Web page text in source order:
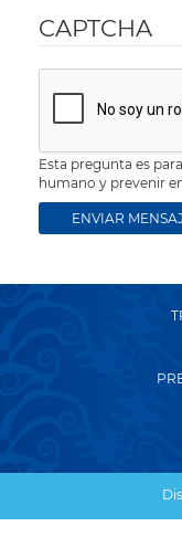
CAPTCHA
Esta pregunta es
humano y prevenir